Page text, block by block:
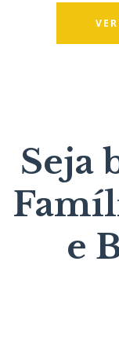
Seja
e